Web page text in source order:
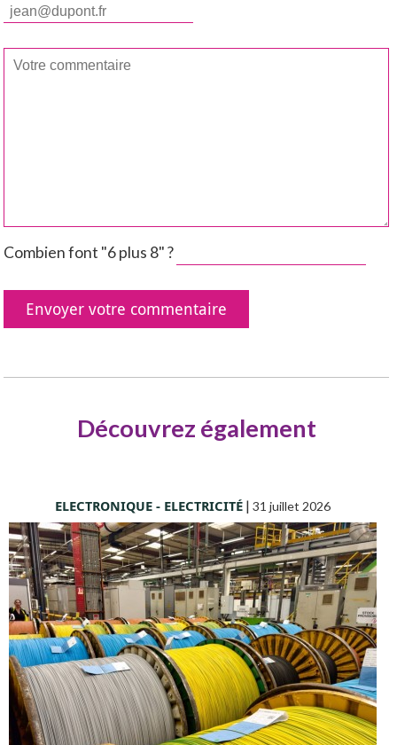
Combien font "6 plus 8" ?
Découvrez également
ELECTRONIQUE - ELECTRICITÉ| 31 juillet 2026